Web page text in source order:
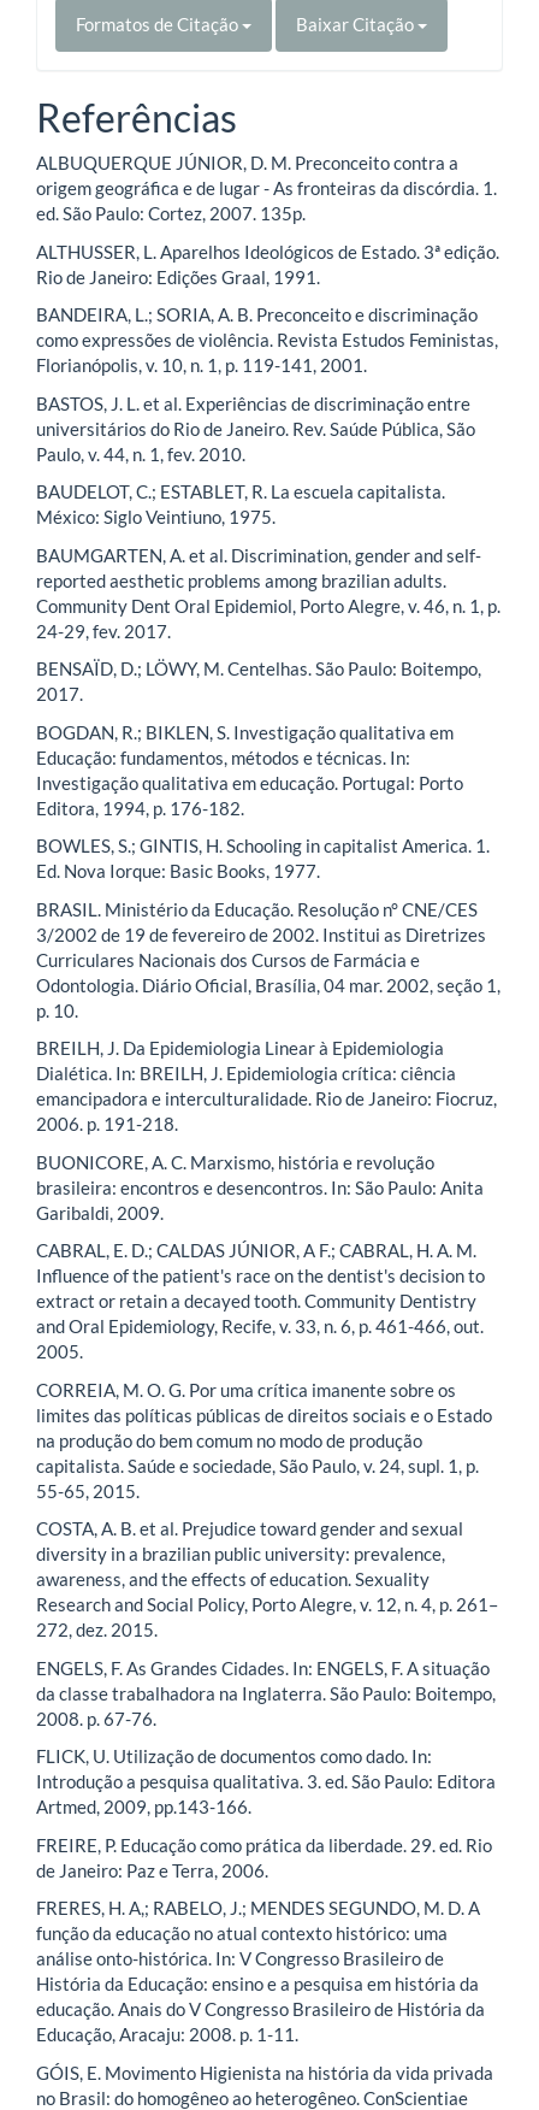
Formatos de Citação Baixar Citação
Referências
ALBUQUERQUE JÚNIOR, D. M. Preconceito contra a
origem geográfica e de lugar - As fronteiras da discórdia. 1.
ed. São Paulo: Cortez, 2007. 135p.
ALTHUSSER, L. Aparelhos Ideológicos de Estado. 3ª edição.
Rio de Janeiro: Edições Graal, 1991.
BANDEIRA, L.; SORIA, A. B. Preconceito e discriminação
como expressões de violência. Revista Estudos Feministas,
Florianópolis, v. 10, n. 1, p. 119-141, 2001.
BASTOS, J. L. et al. Experiências de discriminação entre
universitários do Rio de Janeiro. Rev. Saúde Pública, São
Paulo, v. 44, n. 1, fev. 2010.
BAUDELOT, C.; ESTABLET, R. La escuela capitalista.
México: Siglo Veintiuno, 1975.
BAUMGARTEN, A. et al. Discrimination, gender and self‐
reported aesthetic problems among brazilian adults.
Community Dent Oral Epidemiol, Porto Alegre, v. 46, n. 1, p.
24-29, fev. 2017.
BENSAÏD, D.; LÖWY, M. Centelhas. São Paulo: Boitempo,
2017.
BOGDAN, R.; BIKLEN, S. Investigação qualitativa em
Educação: fundamentos, métodos e técnicas. In:
Investigação qualitativa em educação. Portugal: Porto
Editora, 1994, p. 176-182.
BOWLES, S.; GINTIS, H. Schooling in capitalist America. 1.
Ed. Nova Iorque: Basic Books, 1977.
BRASIL. Ministério da Educação. Resolução n° CNE/CES
3/2002 de 19 de fevereiro de 2002. Institui as Diretrizes
Curriculares Nacionais dos Cursos de Farmácia e
Odontologia. Diário Oficial, Brasília, 04 mar. 2002, seção 1,
p. 10.
BREILH, J. Da Epidemiologia Linear à Epidemiologia
Dialética. In: BREILH, J. Epidemiologia crítica: ciência
emancipadora e interculturalidade. Rio de Janeiro: Fiocruz,
2006. p. 191-218.
BUONICORE, A. C. Marxismo, história e revolução
brasileira: encontros e desencontros. In: São Paulo: Anita
Garibaldi, 2009.
CABRAL, E. D.; CALDAS JÚNIOR, A F.; CABRAL, H. A. M.
Influence of the patient's race on the dentist's decision to
extract or retain a decayed tooth. Community Dentistry
and Oral Epidemiology, Recife, v. 33, n. 6, p. 461-466, out.
2005.
CORREIA, M. O. G. Por uma crítica imanente sobre os
limites das políticas públicas de direitos sociais e o Estado
na produção do bem comum no modo de produção
capitalista. Saúde e sociedade, São Paulo, v. 24, supl. 1, p.
55-65, 2015.
COSTA, A. B. et al. Prejudice toward gender and sexual
diversity in a brazilian public university: prevalence,
awareness, and the effects of education. Sexuality
Research and Social Policy, Porto Alegre, v. 12, n. 4, p. 261–
272, dez. 2015.
ENGELS, F. As Grandes Cidades. In: ENGELS, F. A situação
da classe trabalhadora na Inglaterra. São Paulo: Boitempo,
2008. p. 67-76.
FLICK, U. Utilização de documentos como dado. In:
Introdução a pesquisa qualitativa. 3. ed. São Paulo: Editora
Artmed, 2009, pp.143-166.
FREIRE, P. Educação como prática da liberdade. 29. ed. Rio
de Janeiro: Paz e Terra, 2006.
FRERES, H. A,; RABELO, J.; MENDES SEGUNDO, M. D. A
função da educação no atual contexto histórico: uma
análise onto-histórica. In: V Congresso Brasileiro de
História da Educação: ensino e a pesquisa em história da
educação. Anais do V Congresso Brasileiro de História da
Educação, Aracaju: 2008. p. 1-11.
GÓIS, E. Movimento Higienista na história da vida privada
no Brasil: do homogêneo ao heterogêneo. ConScientiae